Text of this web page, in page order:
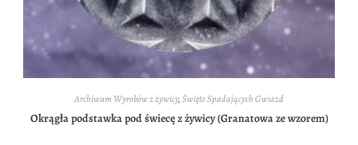
Archiwum Wyrobów z żywicy,Święto Spadających Gwiazd
Okrągła podstawka pod świecę z żywicy (Granatowa ze wzorem)